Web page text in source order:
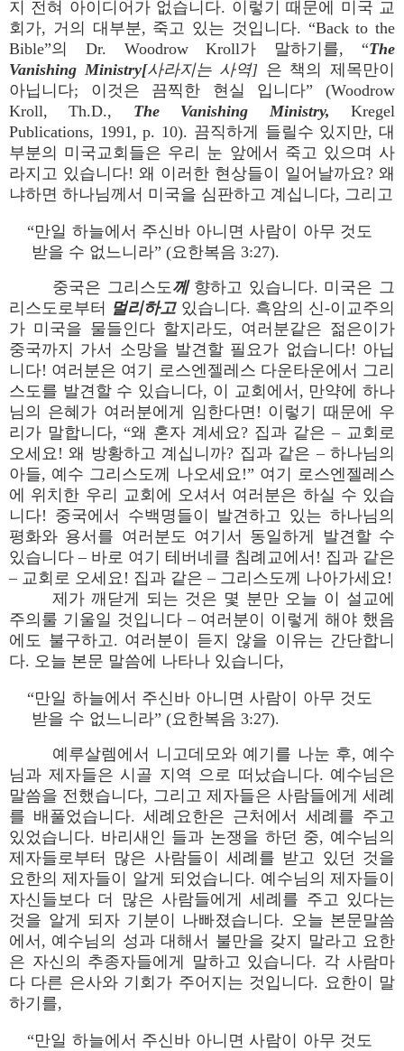
지 전혀 아이디어가 없습니다. 이렇기 때문에 미국 교
회가, 거의 대부분, 죽고 있는 것입니다. “Back to the
Bible”의 Dr. Woodrow Kroll가 말하기를, “The
Vanishing Ministry[사라지는 사역] 은 책의 제목만이
아닙니다; 이것은 끔찍한 현실 입니다” (Woodrow
Kroll, Th.D., The Vanishing Ministry, Kregel
Publications, 1991, p. 10). 끔직하게 들릴수 있지만, 대
부분의 미국교회들은 우리 눈 앞에서 죽고 있으며 사
라지고 있습니다! 왜 이러한 현상들이 일어날까요? 왜
냐하면 하나님께서 미국을 심판하고 계십니다, 그리고
“만일 하늘에서 주신바 아니면 사람이 아무 것도
받을 수 없느니라” (요한복음 3:27).
중국은 그리스도께향하고 있습니다. 미국은 그
리스도로부터 멀리하고있습니다. 흑암의 신-이교주의
가 미국을 물들인다 할지라도, 여러분같은 젊은이가
중국까지 가서 소망을 발견할 필요가 없습니다! 아닙
니다! 여러분은 여기 로스엔젤레스 다운타운에서 그리
스도를 발견할 수 있습니다, 이 교회에서, 만약에 하나
님의 은혜가 여러분에게 임한다면! 이렇기 때문에 우
리가 말합니다, “왜 혼자 계세요? 집과 같은 – 교회로
오세요! 왜 방황하고 계십니까? 집과 같은 – 하나님의
아들, 예수 그리스도께 나오세요!” 여기 로스엔젤레스
에 위치한 우리 교회에 오셔서 여러분은 하실 수 있습
니다! 중국에서 수백명들이 발견하고 있는 하나님의
평화와 용서를 여러분도 여기서 동일하게 발견할 수
있습니다 – 바로 여기 테버네클 침례교에서! 집과 같은
– 교회로 오세요! 집과 같은 – 그리스도께 나아가세요!
제가 깨닫게 되는 것은 몇 분만 오늘 이 설교에
주의룰 기울일 것입니다 – 여러분이 이렇게 해야 했음
에도 불구하고. 여러분이 듣지 않을 이유는 간단합니
다. 오늘 본문 말씀에 나타나 있습니다,
“만일 하늘에서 주신바 아니면 사람이 아무 것도
받을 수 없느니라” (요한복음 3:27).
예루살렘에서 니고데모와 예기를 나눈 후, 예수
님과 제자들은 시골 지역 으로 떠났습니다. 예수님은
말씀을 전했습니다, 그리고 제자들은 사람들에게 세례
를 배풀었습니다. 세례요한은 근처에서 세례를 주고
있었습니다. 바리새인 들과 논쟁을 하던 중, 예수님의
제자들로부터 많은 사람들이 세례를 받고 있던 것을
요한의 제자들이 알게 되었습니다. 예수님의 제자들이
자신들보다 더 많은 사람들에게 세례를 주고 있다는
것을 알게 되자 기분이 나빠졌습니다. 오늘 본문말씀
에서, 예수님의 성과 대해서 불만을 갖지 말라고 요한
은 자신의 추종자들에게 말하고 있습니다. 각 사람마
다 다른 은사와 기회가 주어지는 것입니다. 요한이 말
하기를,
“만일 하늘에서 주신바 아니면 사람이 아무 것도